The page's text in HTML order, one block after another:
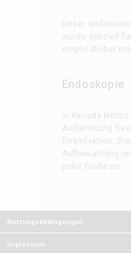
Endoskopie
Nutzungsbedingungen
Impressum